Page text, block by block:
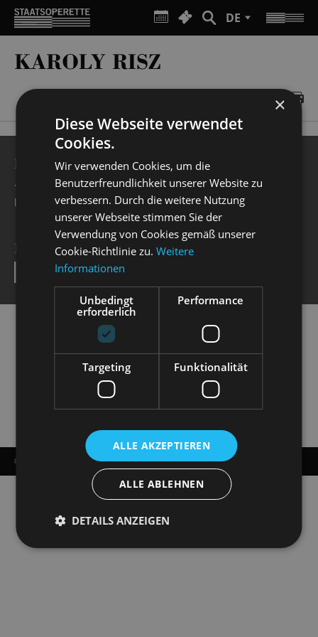
DE
KAROLY RISZ
BESUCHERSERVICE
+49 351 32042 222
karten@staatsoperette.de
NEWSLETTER
© COPYRIGHT - STAATSOPERETTE DRESDEN 2026
×
Diese Webseite verwendet
Cookies.
Wir verwenden Cookies, um die
Benutzerfreundlichkeit unserer Website zu
verbessern. Durch die weitere Nutzung
unserer Webseite stimmen Sie der
Verwendung von Cookies gemäß unserer
Cookie-Richtlinie zu.Weitere
Informationen
Unbedingt
erforderlich
Performance
Targeting Funktionalität
ALLE AKZEPTIEREN
ALLE ABLEHNEN
DETAILS ANZEIGEN